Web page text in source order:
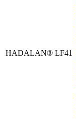
HADALAN® LF41